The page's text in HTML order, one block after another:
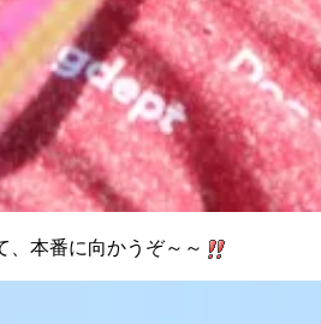
、本番に向かうぞ～～